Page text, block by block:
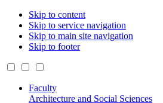
Skip to content
Skip to service navigation
Skip to main site navigation
Skip to footer
Faculty
Architecture and Social Sciences